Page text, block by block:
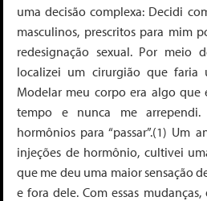
uma decisão complexa: Decidi
masculinos, prescritos para mim
redesignação sexual. Por meio
localizei um cirurgião que faria
Modelar meu corpo era algo
tempo e nunca me
hormônios para “passar”.(1) Um
injeções de hormônio, cultivei
que me deu uma maior sensação
e fora dele. Com essas